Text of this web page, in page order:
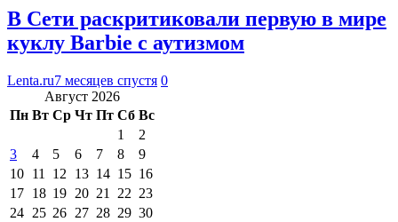
В Сети раскритиковали первую в мире
куклу Barbie с аутизмом
Lenta.ru7 месяцев спустя 0
Август 2026
Пн Вт Ср Чт Пт Сб Вс
1
2
3
4 5 6 7 8
9
10 11 12 13 14 15 16
17 18 19 20 21 22 23
24 25 26 27 28 29 30